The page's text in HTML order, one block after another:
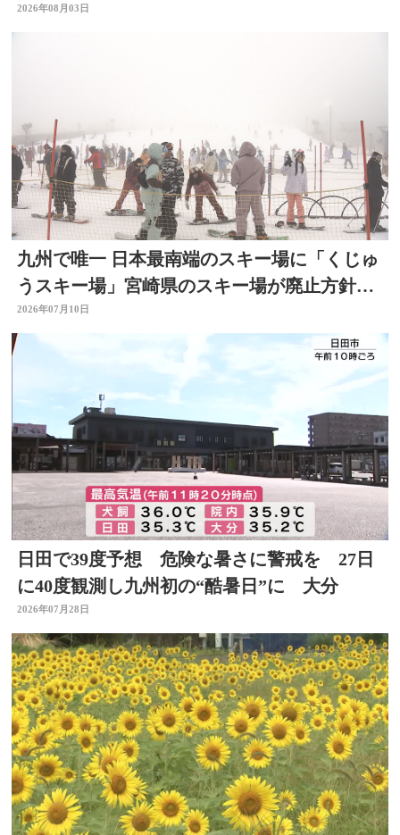
保へ
2026年08月03日
九州で唯一 日本最南端のスキー場に「くじゅ
うスキー場」宮崎県のスキー場が廃止方針
で 大分
2026年07月10日
日田で39度予想 危険な暑さに警戒を 27日
に40度観測し九州初の“酷暑日”に 大分
2026年07月28日